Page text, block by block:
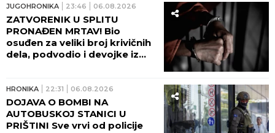
JUGOHRONIKA 23:46 06.08.2026
ZATVORENIK U SPLITU
PRONAĐEN MRTAV! Bio
osuđen za veliki broj krivičnih
dela, podvodio i devojke iz
HRONIKA 22:31 06.08.2026
DOJAVA O BOMBI NA
AUTOBUSKOJ STANICI U
PRIŠTINI Sve vrvi od policije